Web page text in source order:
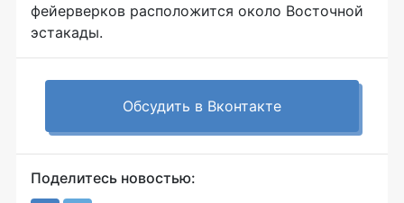
фейерверков расположится около Восточной
эстакады.
Обсудить в Вконтакте
Поделитесь новостью: